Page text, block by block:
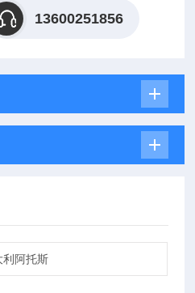
13600251856
利阿托斯